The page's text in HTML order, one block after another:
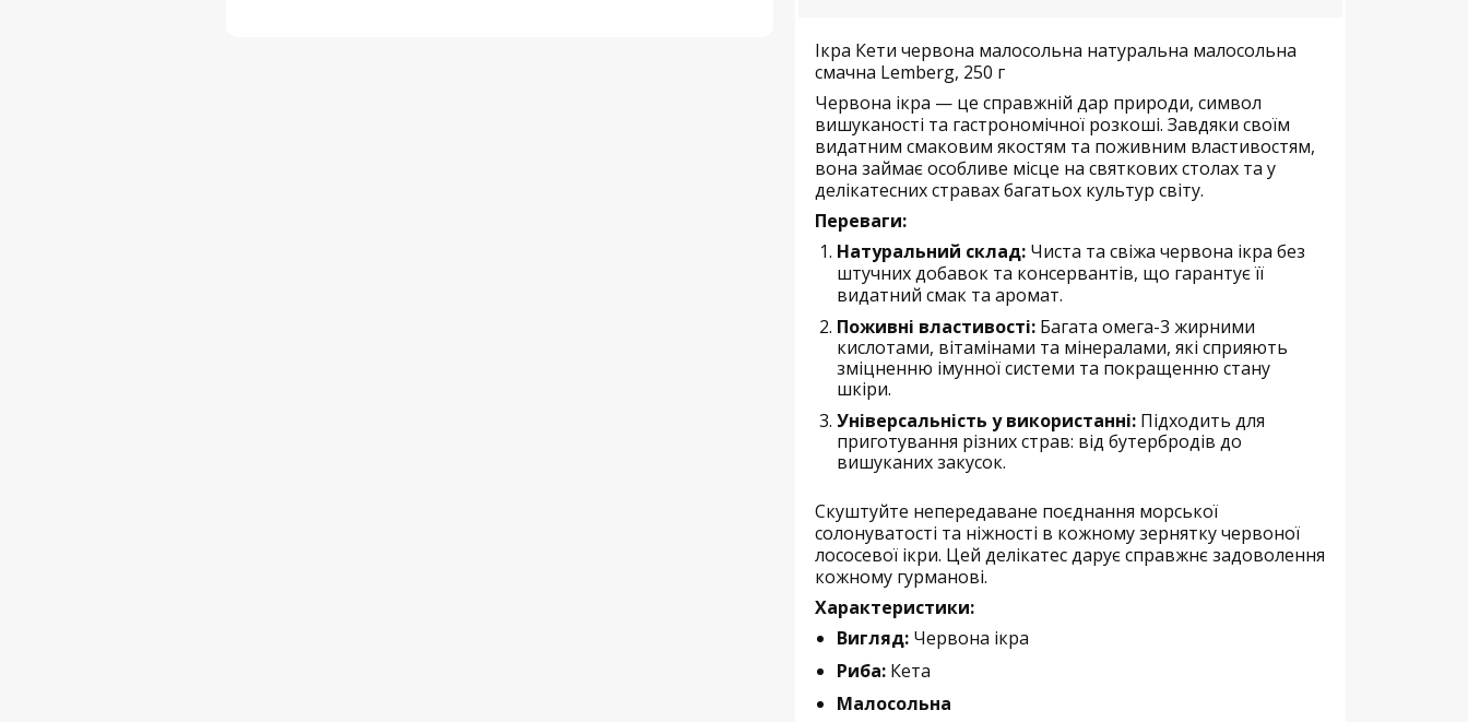
Ікра Кети червона малосольна натуральна малосольна
смачна Lemberg, 250 г
Червона ікра — це справжній дар природи, символ
вишуканості та гастрономічної розкоші. Завдяки своїм
видатним смаковим якостям та поживним властивостям,
вона займає особливе місце на святкових столах та у
делікатесних стравах багатьох культур світу.
Переваги:
Натуральний склад: Чиста та свіжа червона ікра без
штучних добавок та консервантів, що гарантує її
видатний смак та аромат.
Поживні властивості: Багата омега-3 жирними
кислотами, вітамінами та мінералами, які сприяють
зміцненню імунної системи та покращенню стану
шкіри.
Універсальність у використанні: Підходить для
приготування різних страв: від бутербродів до
вишуканих закусок.
Скуштуйте непередаване поєднання морської
солонуватості та ніжності в кожному зернятку червоної
лососевої ікри. Цей делікатес дарує справжнє задоволення
кожному гурманові.
Характеристики:
Вигляд: Червона ікра
Риба: Кета
Малосольна